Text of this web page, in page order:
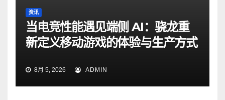
资讯
当电竞性能遇见端侧 AI：骁龙重
新定义移动游戏的体验与生产方式
8月 5, 2026 ADMIN